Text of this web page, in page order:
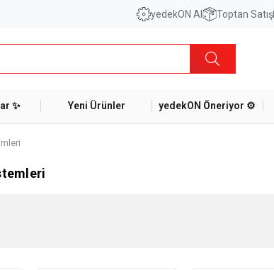
yedekON AI Toptan Satış
✨ Yeni Ürünler yedekON Öneriyor ⚙️